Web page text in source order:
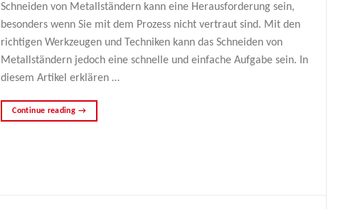
Schneiden von Metallständern kann eine Herausforderung sein,
besonders wenn Sie mit dem Prozess nicht vertraut sind. Mit den
richtigen Werkzeugen und Techniken kann das Schneiden von
Metallständern jedoch eine schnelle und einfache Aufgabe sein. In
diesem Artikel erklären …
Continue reading →